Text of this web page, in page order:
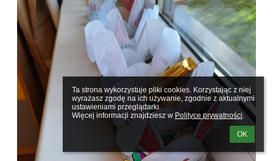
Ta strona wykorzystuje pliki cookies. Korzystając z niej
wyrażasz zgodę na ich używanie, zgodnie z aktualnymi
ustawieniami przeglądarki.
Więcej informacji znajdziesz w Polityce prywatności.
OK